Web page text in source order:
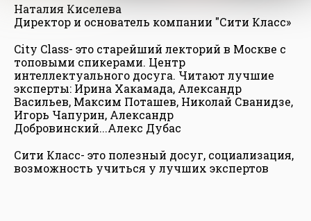
Наталия Киселева
Директор и основатель компании "Сити Класс»
City Class- это старейший лекторий в Москве с
топовыми спикерами. Центр
интеллектуального досуга. Читают лучшие
эксперты: Ирина Хакамада, Александр
Васильев, Максим Поташев, Николай Сванидзе,
Игорь Чапурин, Александр
Добровинский...Алекс Дубас
Сити Класс- это полезный досуг, социализация,
возможность учиться у лучших экспертов